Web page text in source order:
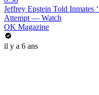
Jeffrey Epstein Told Inmates
Attempt — Watch
OK Magazine
il y a 6 ans